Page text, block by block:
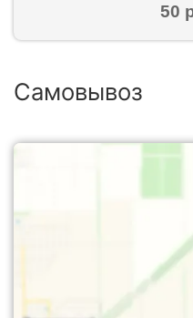
50
Самовывоз